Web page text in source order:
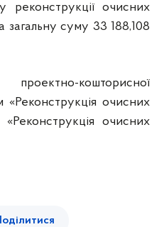
очисних
загальну суму 33 188,108
кошторисної
«Реконструкція очисних
очисних